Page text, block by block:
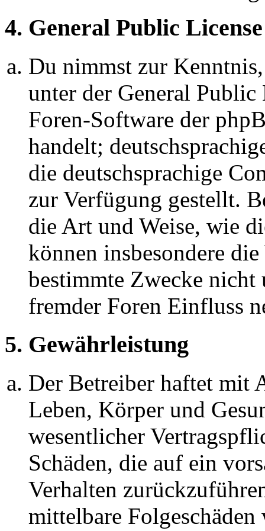
4. General Public License
Du nimmst zur
unter der General
Foren-Software der
handelt;
die deutschsprachige
zur Verfügung gestellt.
die Art und Weise, wie
können insbesondere
bestimmte Zwecke nicht
fremder Foren Einfluss
5. Gewährleistung
Der Betreiber haftet mit
Leben, Körper und
wesentlicher
Schäden, die auf ein
Verhalten
mittelbare Folgeschäden